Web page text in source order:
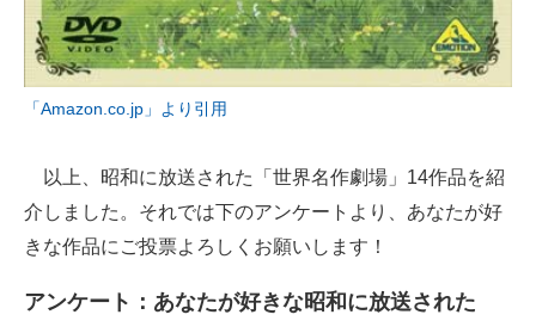
「Amazon.co.jp」より引用
以上、昭和に放送された「世界名作劇場」14作品を紹
介しました。それでは下のアンケートより、あなたが好
きな作品にご投票よろしくお願いします！
アンケート：あなたが好きな昭和に放送された